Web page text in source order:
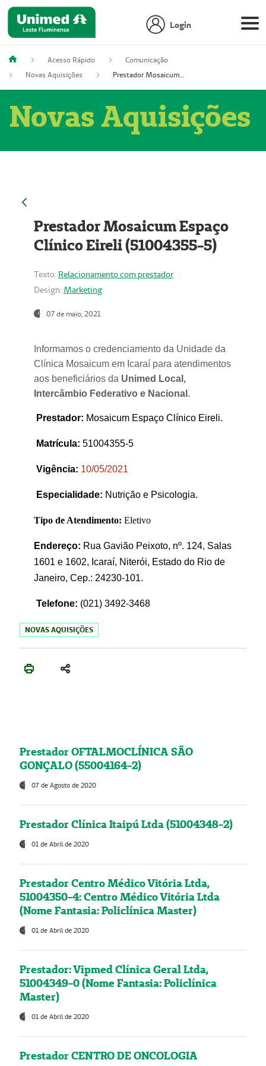
Login
Acesso Rápido
Comunicação
Novas Aquisições
Prestador Mosaicum Espaço Clínico Eireli (51004355-5)
Novas Aquisições
Prestador Mosaicum Espaço
Clínico Eireli (51004355-5)
Texto: Relacionamento com prestador
Design: Marketing
07 de maio, 2021
Informamos o credenciamento da Unidade da
Clínica Mosaicum em Icaraí para atendimentos
aos beneficiários da Unimed Local,
Intercâmbio Federativo e Nacional .
Prestador: Mosaicum Espaço Clínico Eireli.
Matrícula: 51004355-5
Vigência: 10/05/2021
Especialidade: Nutrição e Psicologia.
Tipo de Atendimento: Eletivo
Endereço: Rua Gavião Peixoto, nº. 124, Salas
1601 e 1602, Icaraí, Niterói, Estado do Rio de
Janeiro, Cep.: 24230-101.
Telefone: (021) 3492-3468
NOVAS AQUISIÇÕES
Prestador OFTALMOCLÍNICA SÃO
GONÇALO (55004164-2)
07 de Agosto de 2020
Prestador Clínica Itaipú Ltda (51004348-2)
01 de Abril de 2020
Prestador Centro Médico Vitória Ltda,
51004350-4: Centro Médico Vitória Ltda
(Nome Fantasia: Policlínica Master)
01 de Abril de 2020
Prestador: Vipmed Clínica Geral Ltda,
51004349-0 (Nome Fantasia: Policlínica
Master)
01 de Abril de 2020
Prestador CENTRO DE ONCOLOGIA